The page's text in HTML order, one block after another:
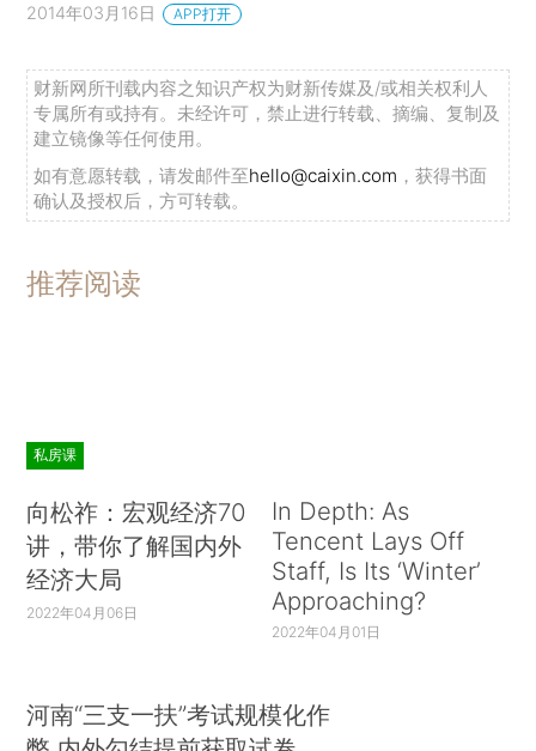
2014年03月16日 APP打开
财新网所刊载内容之知识产权为财新传媒及/或相关权利人
专属所有或持有。未经许可，禁止进行转载、摘编、复制及
建立镜像等任何使用。
如有意愿转载，请发邮件至hello@caixin.com ，获得书面
确认及授权后，方可转载。
推荐阅读
私房课
向松祚：宏观经济70
讲，带你了解国内外
经济大局
2022年04月06日
In Depth: As
Tencent Lays Off
Staff, Is Its ‘Winter’
Approaching?
2022年04月01日
河南“三支一扶”考试规模化作